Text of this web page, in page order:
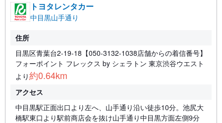
トヨタレンタカー
中目黒山手通り
住所
目黒区青葉台2-19-18【050-3132-1038店舗からの着信番号】
フォーポイント フレックス by シェラトン 東京渋谷ウエスト
より約0.64km
アクセス
中目黒駅正面出口より左へ、山手通り沿い徒歩10分。池尻大
橋駅東口より駅前商店会を抜け山手通り中目黒方面左側9分